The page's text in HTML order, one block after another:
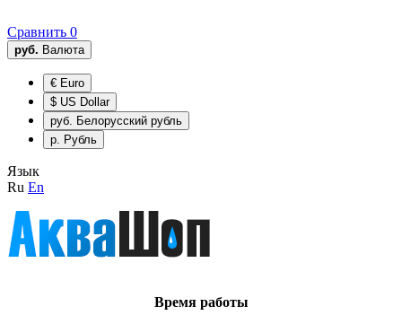
Сравнить 0
руб. Валюта
€ Euro
$ US Dollar
руб. Белорусский рубль
р. Рубль
Язык
Ru En
Время работы